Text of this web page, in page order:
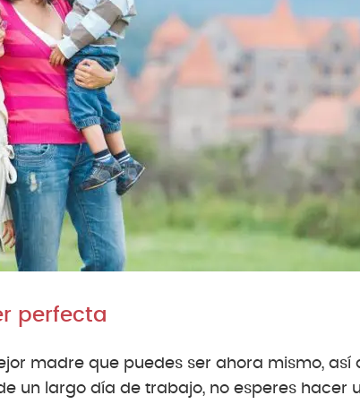
perfecta
madre que puedes ser ahora mismo,
un largo día de trabajo, no esperes hacer